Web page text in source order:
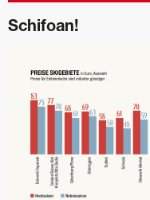
Schifoan!